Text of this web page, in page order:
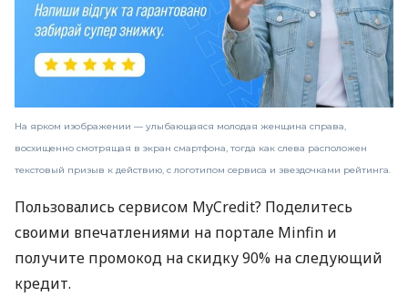
На ярком изображении — улыбающаяся молодая женщина справа,
восхищенно смотрящая в экран смартфона, тогда как слева расположен
текстовый призыв к действию, с логотипом сервиса и звездочками рейтинга.
Пользовались сервисом MyCredit? Поделитесь
своими впечатлениями на портале Minfin и
получите промокод на скидку 90% на следующий
кредит.